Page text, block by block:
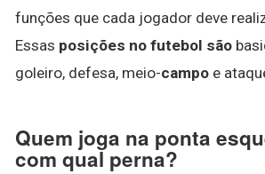
funções que cada jogador deve
Essas posições no futebol são
goleiro, defesa, meio-campo e
Quem joga na ponta
com qual perna?